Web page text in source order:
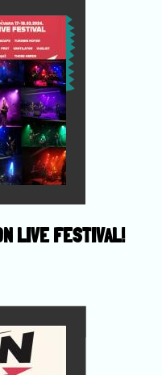
LIVE FESTIVAL!